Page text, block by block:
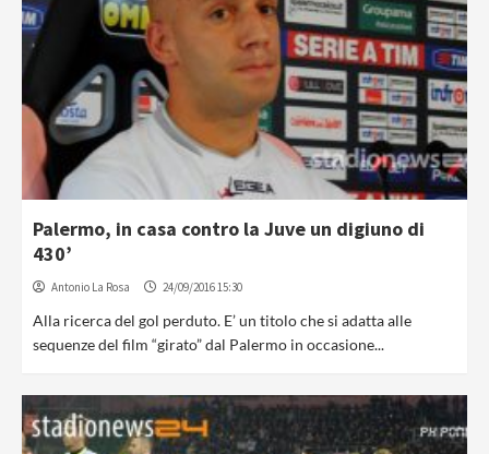
Palermo, in casa contro la Juve un digiuno di
430’
Antonio La Rosa 24/09/2016 15:30
Alla ricerca del gol perduto. E’ un titolo che si adatta alle
sequenze del film “girato” dal Palermo in occasione...